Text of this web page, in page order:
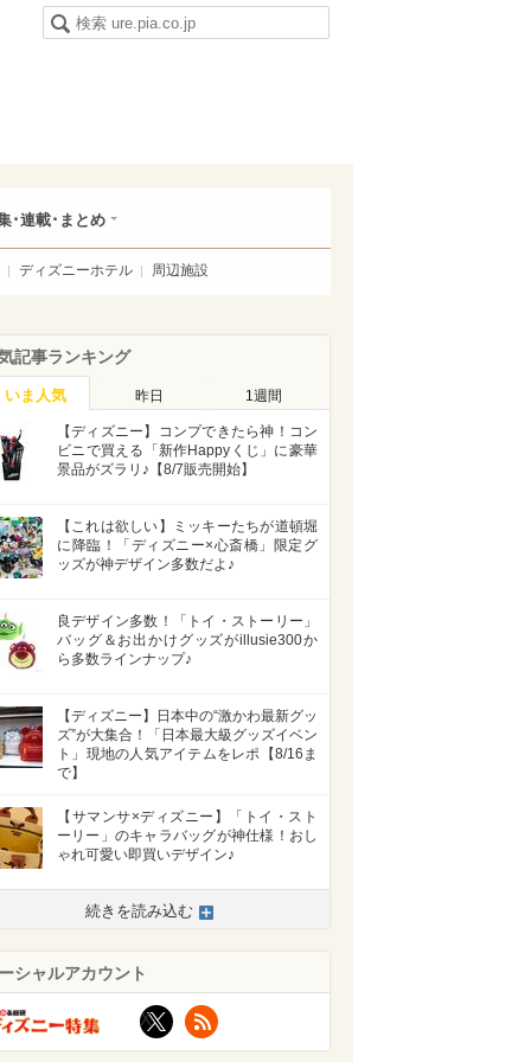
･連載･まとめ
ディズニーホテル 周辺施設
記事ランキング
いま人気 昨日 1週間
【ディズニー】コンプできたら神！コン
ビニで買える「新作Happyくじ」に豪華
景品がズラリ♪【8/7販売開始】
【これは欲しい】ミッキーたちが道頓堀
に降臨！「ディズニー×心斎橋」限定グ
ッズが神デザイン多数だよ♪
良デザイン多数！「トイ・ストーリー」
バッグ＆お出かけグッズがillusie300か
ら多数ラインナップ♪
【ディズニー】日本中の“激かわ最新グッ
ズ”が大集合！「日本最大級グッズイベン
ト」現地の人気アイテムをレポ【8/16ま
で】
【サマンサ×ディズニー】「トイ・スト
ーリー」のキャラバッグが神仕様！おし
ゃれ可愛い即買いデザイン♪
続きを読み込む
シャルアカウント
X